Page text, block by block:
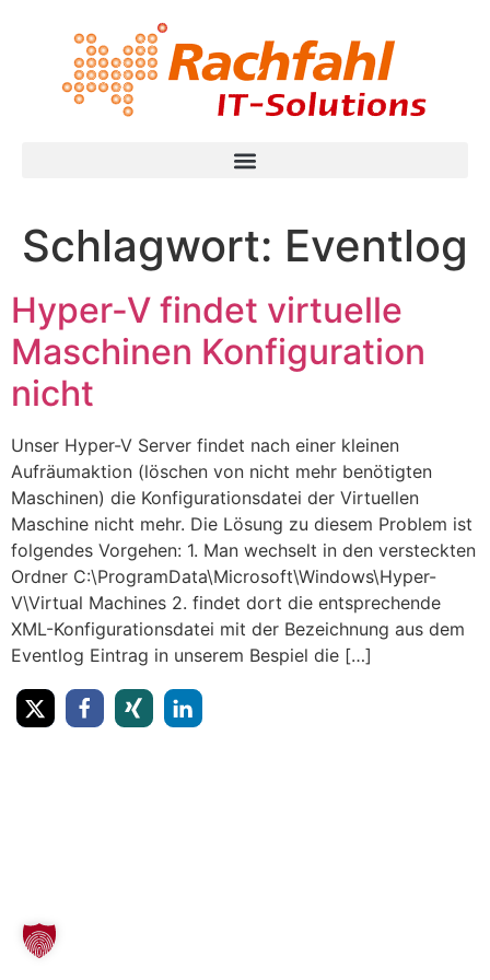
Schlagwort: Eventlog
Hyper-V findet virtuelle
Maschinen Konfiguration
nicht
Unser Hyper-V Server findet nach einer kleinen
Aufräumaktion (löschen von nicht mehr benötigten
Maschinen) die Konfigurationsdatei der Virtuellen
Maschine nicht mehr. Die Lösung zu diesem Problem ist
folgendes Vorgehen: 1. Man wechselt in den versteckten
Ordner C:\ProgramData\Microsoft\Windows\Hyper-
V\Virtual Machines 2. findet dort die entsprechende
XML-Konfigurationsdatei mit der Bezeichnung aus dem
Eventlog Eintrag in unserem Bespiel die […]